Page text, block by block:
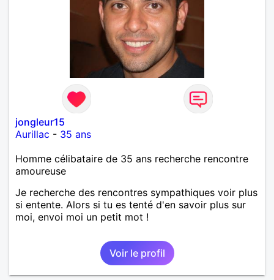
jongleur15
Aurillac - 35 ans
Homme célibataire de 35 ans recherche rencontre
amoureuse
Je recherche des rencontres sympathiques voir plus
si entente. Alors si tu es tenté d'en savoir plus sur
moi, envoi moi un petit mot !
Voir le profil